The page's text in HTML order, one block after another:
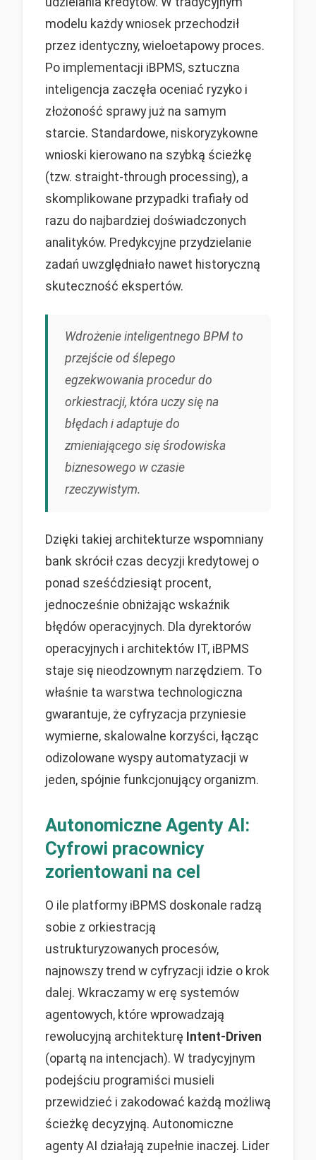
modelu każdy wniosek przechodził
przez identyczny, wieloetapowy proces.
Po implementacji iBPMS, sztuczna
inteligencja zaczęła oceniać ryzyko i
złożoność sprawy już na samym
starcie. Standardowe, niskoryzykowne
wnioski kierowano na szybką ścieżkę
(tzw. straight-through processing), a
skomplikowane przypadki trafiały od
razu do najbardziej doświadczonych
analityków. Predykcyjne przydzielanie
zadań uwzględniało nawet historyczną
skuteczność ekspertów.
Wdrożenie inteligentnego BPM to
przejście od ślepego
egzekwowania procedur do
orkiestracji, która uczy się na
błędach i adaptuje do
zmieniającego się środowiska
biznesowego w czasie
rzeczywistym.
Dzięki takiej architekturze wspomniany
bank skrócił czas decyzji kredytowej o
ponad sześćdziesiąt procent,
jednocześnie obniżając wskaźnik
błędów operacyjnych. Dla dyrektorów
operacyjnych i architektów IT, iBPMS
staje się nieodzownym narzędziem. To
właśnie ta warstwa technologiczna
gwarantuje, że cyfryzacja przyniesie
wymierne, skalowalne korzyści, łącząc
odizolowane wyspy automatyzacji w
jeden, spójnie funkcjonujący organizm.
Autonomiczne Agenty AI:
Cyfrowi pracownicy
zorientowani na cel
O ile platformy iBPMS doskonale radzą
sobie z orkiestracją
ustrukturyzowanych procesów,
najnowszy trend w cyfryzacji idzie o krok
dalej. Wkraczamy w erę systemów
agentowych, które wprowadzają
rewolucyjną architekturę Intent-Driven
(opartą na intencjach). W tradycyjnym
podejściu programiści musieli
przewidzieć i zakodować każdą możliwą
ścieżkę decyzyjną. Autonomiczne
agenty AI działają zupełnie inaczej. Lider